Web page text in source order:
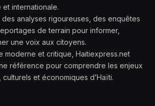
et internationale.
analyses rigoureuses, des enquêtes
de terrain pour informer,
une voix aux citoyens.
moderne et critique, Haitiexpress.net
référence pour comprendre les enjeux
et économiques d’Haïti.